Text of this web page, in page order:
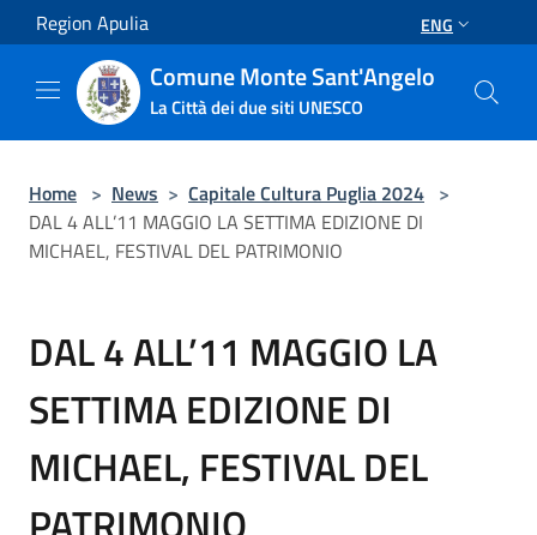
Salta al contenuto principale
Region Apulia ENG
Comune Monte Sant'Angelo
La Città dei due siti UNESCO
Home > News > Capitale Cultura Puglia 2024 >
DAL 4 ALL’11 MAGGIO LA SETTIMA EDIZIONE DI
MICHAEL, FESTIVAL DEL PATRIMONIO
DAL 4 ALL’11 MAGGIO LA
SETTIMA EDIZIONE DI
MICHAEL, FESTIVAL DEL